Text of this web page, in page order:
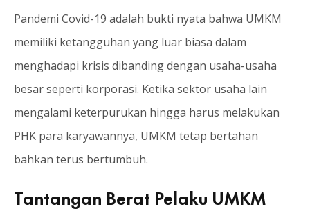
Pandemi Covid-19 adalah bukti nyata bahwa UMKM
memiliki ketangguhan yang luar biasa dalam
menghadapi krisis dibanding dengan usaha-usaha
besar seperti korporasi. Ketika sektor usaha lain
mengalami keterpurukan hingga harus melakukan
PHK para karyawannya, UMKM tetap bertahan
bahkan terus bertumbuh.
Tantangan Berat Pelaku UMKM